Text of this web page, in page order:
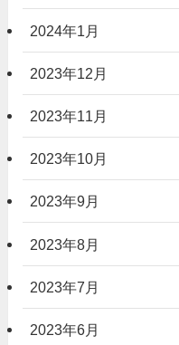
2024年1月
2023年12月
2023年11月
2023年10月
2023年9月
2023年8月
2023年7月
2023年6月